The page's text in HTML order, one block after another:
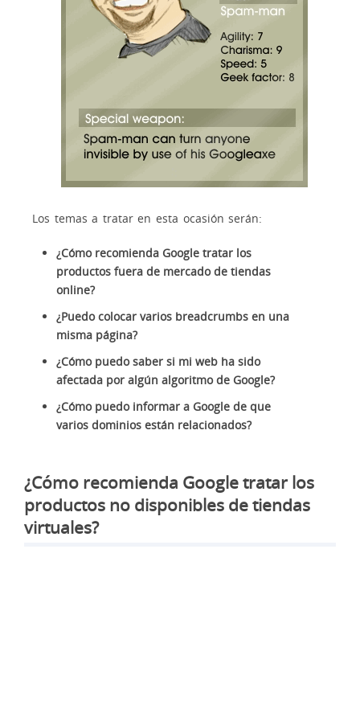
Los temas a tratar en esta ocasión serán:
¿Cómo recomienda Google tratar los
productos fuera de mercado de tiendas
online?
¿Puedo colocar varios breadcrumbs en una
misma página?
¿Cómo puedo saber si mi web ha sido
afectada por algún algoritmo de Google?
¿Cómo puedo informar a Google de que
varios dominios están relacionados?
¿Cómo recomienda Google tratar los
productos no disponibles de tiendas
virtuales?